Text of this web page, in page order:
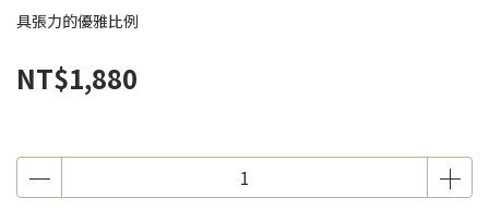
具張力的優雅比例
NT$1,880